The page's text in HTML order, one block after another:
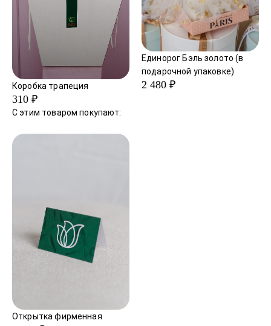
Коробка трапеция
310 ₽
Единорог Бэль золото (в
подарочной упаковке)
2 480 ₽
С этим товаром покупают:
Открытка фирменная